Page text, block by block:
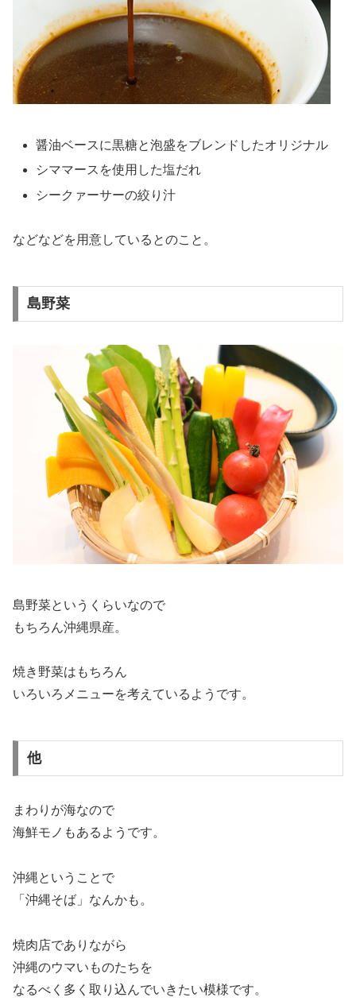
醤油ベースに黒糖と泡盛をブレンドしたオリジナル
シママースを使用した塩だれ
シークァーサーの絞り汁
などなどを用意しているとのこと。
島野菜
島野菜というくらいなので
もちろん沖縄県産。
焼き野菜はもちろん
いろいろメニューを考えているようです。
他
まわりが海なので
海鮮モノもあるようです。
沖縄ということで
「沖縄そば」なんかも。
焼肉店でありながら
沖縄のウマいものたちを
なるべく多く取り込んでいきたい模様です。